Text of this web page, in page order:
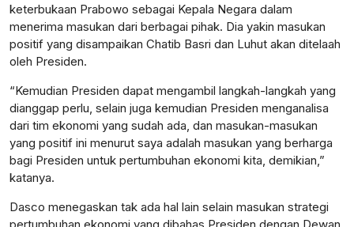
lensabidik.com
keterbukaan Prabowo sebagai Kepala Negara dalam
menerima masukan dari berbagai pihak. Dia yakin masukan
positif yang disampaikan Chatib Basri dan Luhut akan ditelaah
oleh Presiden.
“Kemudian Presiden dapat mengambil langkah-langkah yang
dianggap perlu, selain juga kemudian Presiden menganalisa
dari tim ekonomi yang sudah ada, dan masukan-masukan
yang positif ini menurut saya adalah masukan yang berharga
bagi Presiden untuk pertumbuhan ekonomi kita, demikian,”
katanya.
Dasco menegaskan tak ada hal lain selain masukan strategi